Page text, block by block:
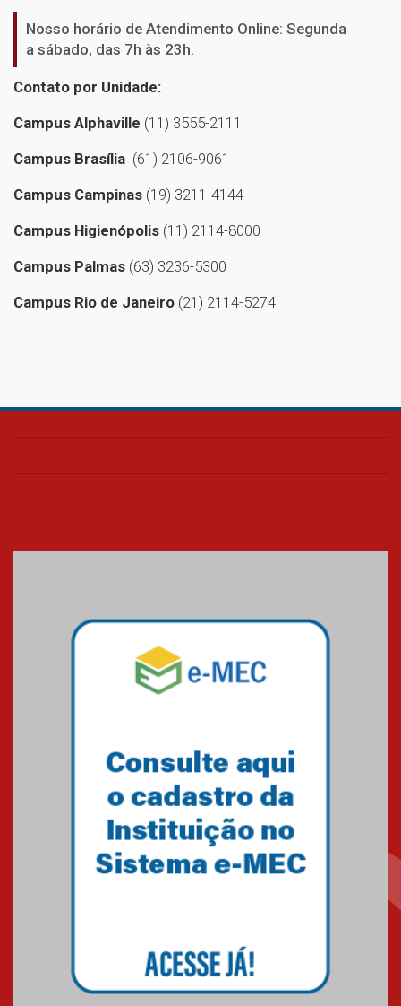
Nosso horário de Atendimento Online: Segunda
a sábado, das 7h às 23h.
Contato por Unidade:
Campus Alphaville (11) 3555-2111
Campus Brasília (61) 2106-9061
Campus Campinas (19) 3211-4144
Campus Higienópolis (11) 2114-8000
Campus Palmas (63) 3236-5300
Campus Rio de Janeiro (21) 2114-5274